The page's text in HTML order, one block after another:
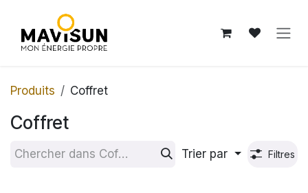
Produits Coffret
Coffret
Trier par Filtres